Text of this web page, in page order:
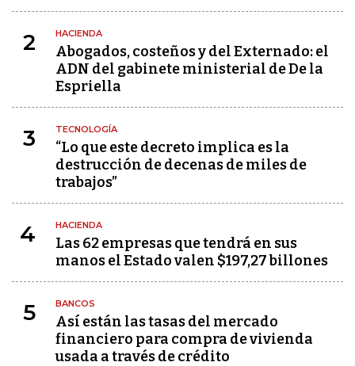
2 HACIENDA
Abogados, costeños y del Externado: el
ADN del gabinete ministerial de De la
Espriella
3 TECNOLOGÍA
“Lo que este decreto implica es la
destrucción de decenas de miles de
trabajos”
4 HACIENDA
Las 62 empresas que tendrá en sus
manos el Estado valen $197,27 billones
5 BANCOS
Así están las tasas del mercado
financiero para compra de vivienda
usada a través de crédito